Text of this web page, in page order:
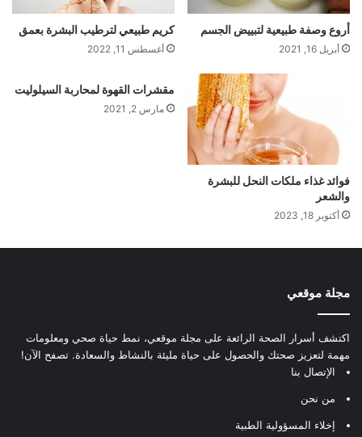
أروع وصفة طبيعية لتبييض الجسم
أبريل 16, 2021
كريم طبيعي لترطيب البشرة بعمق
أغسطس 11, 2022
فوائد غذاء ملكات النحل للبشرة
والشعر
أكتوبر 18, 2023
مقشرات القهوة لمحاربة السيلوليت
مارس 2, 2021
مجلة موقعي
اكتشف أسرار الصحة الرائعة على مجلة موقعي، نمط حياة صحي ومعلومات
مهمة لتعزيز صحتك والحصول على حياة مليئة بالنشاط والسعادة. تصفح الآن!
الإتصال بنا
من نحن
إخلاء المسؤولية الطبية